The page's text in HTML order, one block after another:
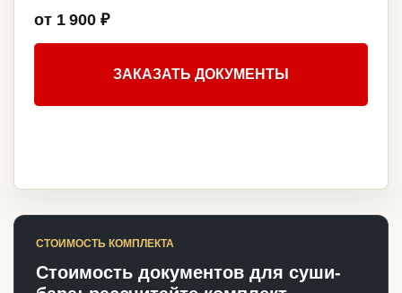
от 1 900 ₽
ЗАКАЗАТЬ ДОКУМЕНТЫ
СТОИМОСТЬ КОМПЛЕКТА
Стоимость документов для суши-